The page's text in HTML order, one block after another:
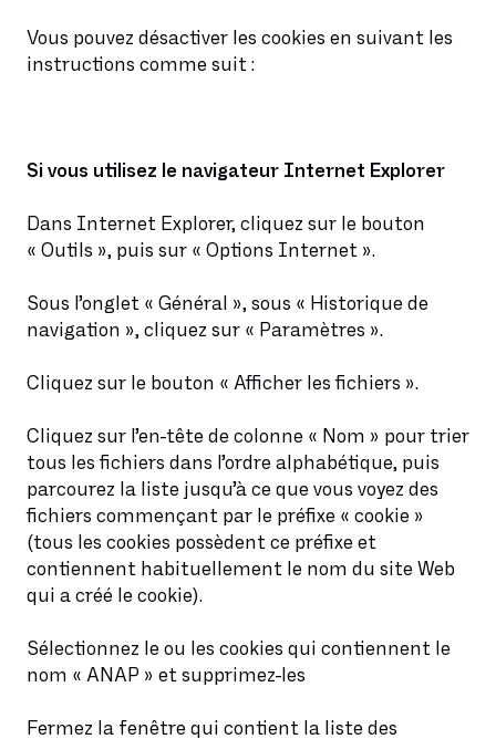
Vous pouvez désactiver les cookies en suivant les
instructions comme suit :
Si vous utilisez le navigateur Internet Explorer
Dans Internet Explorer, cliquez sur le bouton
« Outils », puis sur « Options Internet ».
Sous l’onglet « Général », sous « Historique de
navigation », cliquez sur « Paramètres ».
Cliquez sur le bouton « Afficher les fichiers ».
Cliquez sur l’en-tête de colonne « Nom » pour trier
tous les fichiers dans l’ordre alphabétique, puis
parcourez la liste jusqu’à ce que vous voyez des
fichiers commençant par le préfixe « cookie »
(tous les cookies possèdent ce préfixe et
contiennent habituellement le nom du site Web
qui a créé le cookie).
Sélectionnez le ou les cookies qui contiennent le
nom « ANAP » et supprimez-les
Fermez la fenêtre qui contient la liste des